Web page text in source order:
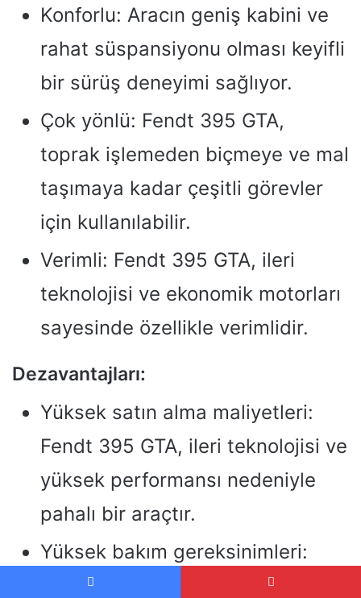
Konforlu: Aracın geniş kabini ve
rahat süspansiyonu olması keyifli
bir sürüş deneyimi sağlıyor.
Çok yönlü: Fendt 395 GTA,
toprak işlemeden biçmeye ve mal
taşımaya kadar çeşitli görevler
için kullanılabilir.
Verimli: Fendt 395 GTA, ileri
teknolojisi ve ekonomik motorları
sayesinde özellikle verimlidir.
Dezavantajları:
Yüksek satın alma maliyetleri:
Fendt 395 GTA, ileri teknolojisi ve
yüksek performansı nedeniyle
pahalı bir araçtır.
Yüksek bakım gereksinimleri:
Aracın ileri teknolojisi ve